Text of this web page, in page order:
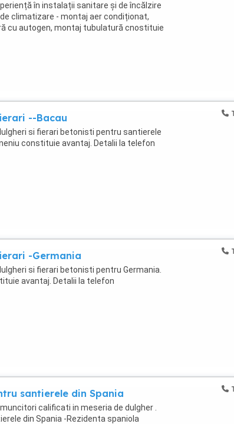
în instalații sanitare și de încălzire
climatizare - montaj aer condiționat,
cu autogen, montaj tubulatură cnostituie
--Bacau
si fierari betonisti pentru santierele
constituie avantaj. Detalii la telefon
-Germania
si fierari betonisti pentru Germania.
avantaj. Detalii la telefon
santierele din Spania
calificati in meseria de dulgher .
din Spania -Rezidenta spaniola